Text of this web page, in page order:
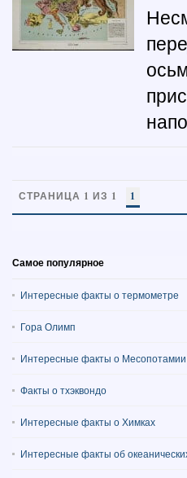
СТРАНИЦА 1 ИЗ 1 1
Самое популярное
Интересные факты о термометре
Гора Олимп
Интересные факты о Месопотамии
Факты о тхэквондо
Интересные факты о Химках
Интересные факты об